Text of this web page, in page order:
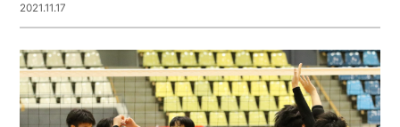
2021.11.17